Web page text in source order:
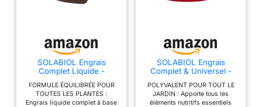
SOLABIOL Engrais
Complet Liquide -
Jusqu'à 100L de Solution
- 1L
FORMULE ÉQUILIBRÉE POUR
TOUTES LES PLANTES :
Engrais liquide complet à base
SOLABIOL Engrais
Complet & Universel -
POLYVALENT POUR TOUT LE
JARDIN : Apporte tous les
éléments nutritifs essentiels